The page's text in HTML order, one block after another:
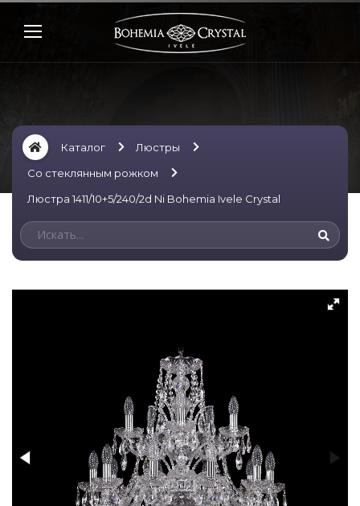
Каталог
Люстры
Со стеклянным рожком
Люстра 1411/10+5/240/2d Ni Bohemia Ivele Crystal